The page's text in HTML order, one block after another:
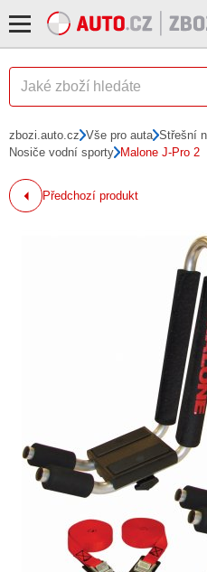
zbozi.auto.cz Vše pro auta Střešní
Nosiče vodní sporty Malone J-Pro 2
Předchozí produkt